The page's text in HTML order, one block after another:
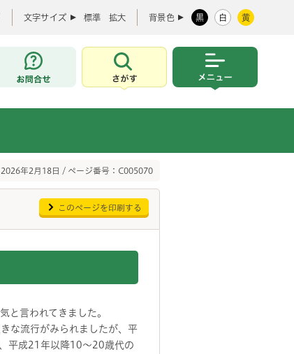
文字サイズ 標準 拡大 背景色 黒 白 黄
お問合せ
さがす
年2月18日 / ページ番号：C005070
このページを印刷する
と言われてきました。
な流行がみられましたが、平
平成21年以降10～20歳代の